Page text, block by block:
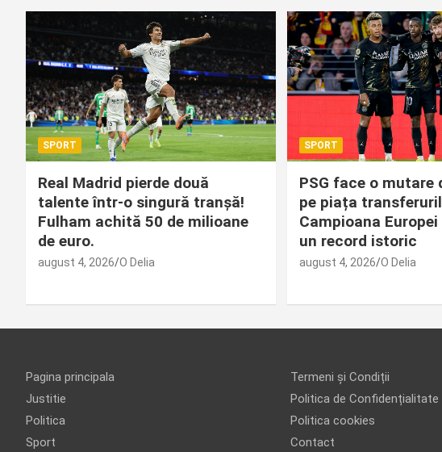
SPORT
Real Madrid pierde două
talente într-o singură tranșă!
Fulham achită 50 de milioane
de euro.
august 4, 2026 O Delia
SPORT
PSG face o mutare
pe piața
Campioana
un record istoric
august 4, 2026 O Delia
Pagina principala
Justitie
Politica
Sport
Termeni și Condiții
Politica de Confidențialitate
Politica cookies
Contact